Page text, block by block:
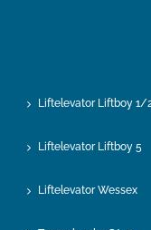
Liftelevator Liftboy 1/
Liftelevator Liftboy 5
Liftelevator Wessex